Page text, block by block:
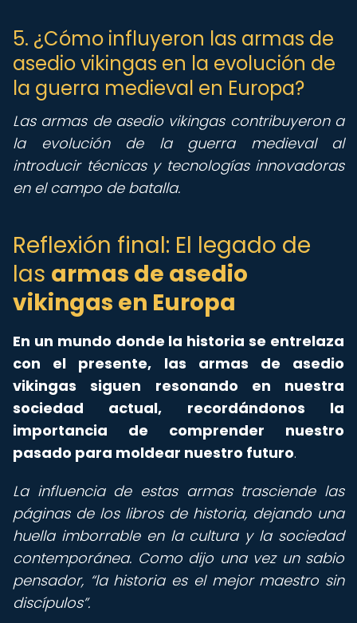
5. ¿Cómo influyeron las armas de
asedio vikingas en la evolución de
la guerra medieval en Europa?
Las armas de asedio vikingas contribuyeron a
la evolución de la guerra medieval al
introducir técnicas y tecnologías innovadoras
en el campo de batalla.
Reflexión final: El legado de
las armas de asedio
vikingas en Europa
En un mundo donde la historia se entrelaza
con el presente, las armas de asedio
vikingas siguen resonando en nuestra
sociedad actual, recordándonos la
importancia de comprender nuestro
pasado para moldear nuestro futuro.
La influencia de estas armas trasciende las
páginas de los libros de historia, dejando una
huella imborrable en la cultura y la sociedad
contemporánea. Como dijo una vez un sabio
pensador, la historia es el mejor maestro sin
discípulos .